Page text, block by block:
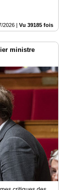
2026 | Vu 39185 fois
ministre